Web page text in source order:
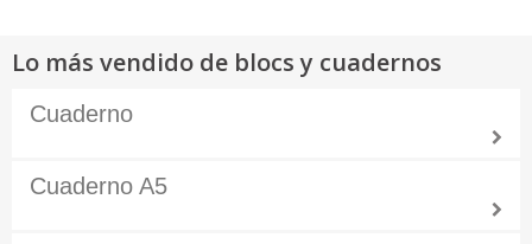
Lo más vendido de blocs y cuadernos
Cuaderno
Cuaderno A5